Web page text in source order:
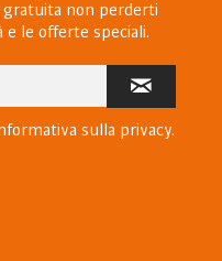
gratuita non perderti
le offerte speciali.
sulla privacy.